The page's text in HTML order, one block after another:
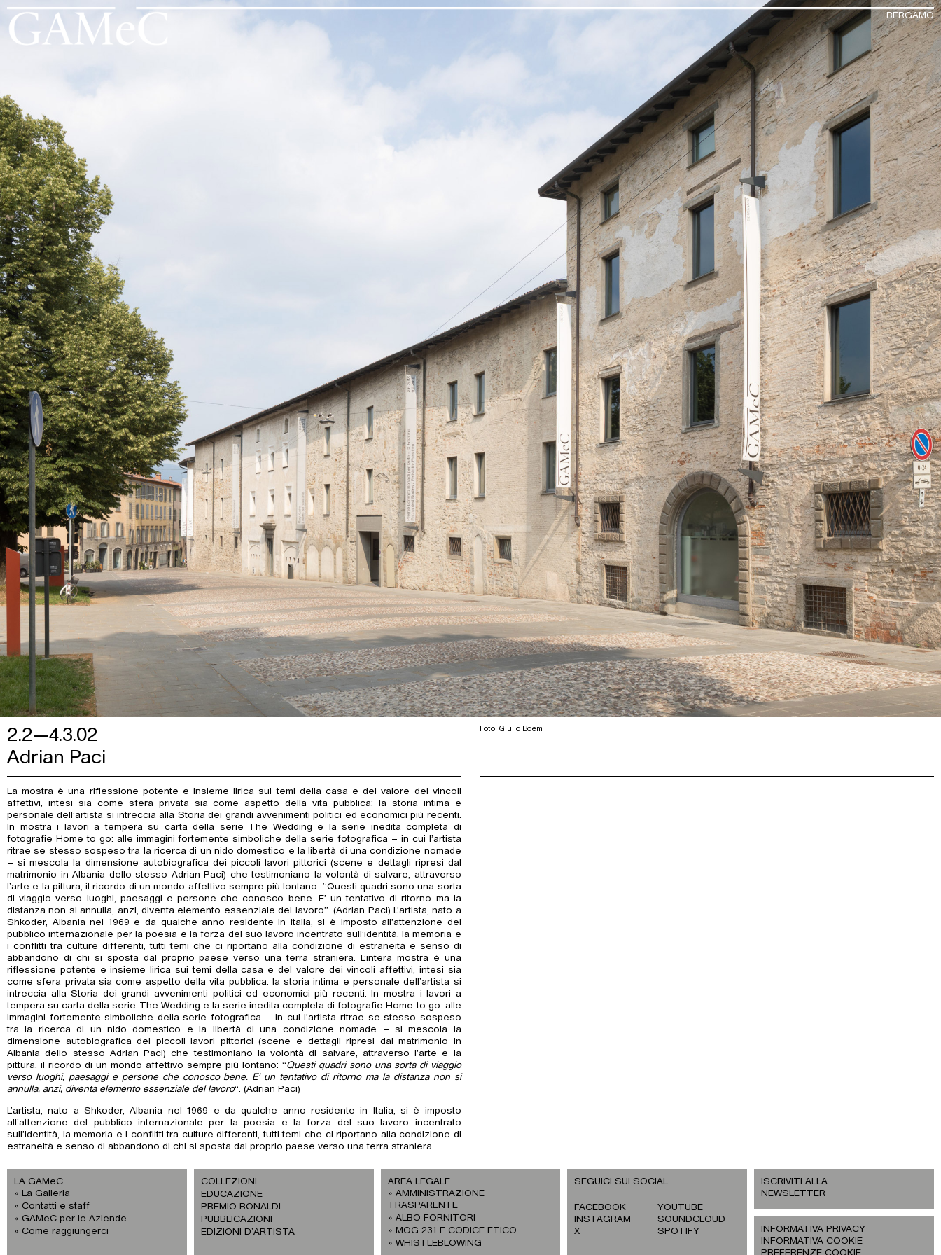
BERGAMO
2.2—4.3.02
Adrian Paci
Foto: Giulio Boem
La mostra è una riflessione potente e insieme lirica sui temi della casa e del valore dei vincoli
affettivi, intesi sia come sfera privata sia come aspetto della vita pubblica: la storia intima e
personale dell’artista si intreccia alla Storia dei grandi avvenimenti politici ed economici più recenti.
In mostra i lavori a tempera su carta della serie The Wedding e la serie inedita completa di
fotografie Home to go: alle immagini fortemente simboliche della serie fotografica – in cui l’artista
ritrae se stesso sospeso tra la ricerca di un nido domestico e la libertà di una condizione nomade
– si mescola la dimensione autobiografica dei piccoli lavori pittorici (scene e dettagli ripresi dal
matrimonio in Albania dello stesso Adrian Paci) che testimoniano la volontà di salvare, attraverso
l’arte e la pittura, il ricordo di un mondo affettivo sempre più lontano: “Questi quadri sono una sorta
di viaggio verso luoghi, paesaggi e persone che conosco bene. E’ un tentativo di ritorno ma la
distanza non si annulla, anzi, diventa elemento essenziale del lavoro”. (Adrian Paci) L’artista, nato a
Shkoder, Albania nel 1969 e da qualche anno residente in Italia, si è imposto all’attenzione del
pubblico internazionale per la poesia e la forza del suo lavoro incentrato sull’identità, la memoria e
i conflitti tra culture differenti, tutti temi che ci riportano alla condizione di estraneità e senso di
abbandono di chi si sposta dal proprio paese verso una terra straniera. L’intera mostra è una
riflessione potente e insieme lirica sui temi della casa e del valore dei vincoli affettivi, intesi sia
come sfera privata sia come aspetto della vita pubblica: la storia intima e personale dell’artista si
intreccia alla Storia dei grandi avvenimenti politici ed economici più recenti. In mostra i lavori a
tempera su carta della serie The Wedding e la serie inedita completa di fotografie Home to go: alle
immagini fortemente simboliche della serie fotografica – in cui l’artista ritrae se stesso sospeso
tra la ricerca di un nido domestico e la libertà di una condizione nomade – si mescola la
dimensione autobiografica dei piccoli lavori pittorici (scene e dettagli ripresi dal matrimonio in
Albania dello stesso Adrian Paci) che testimoniano la volontà di salvare, attraverso l’arte e la
pittura, il ricordo di un mondo affettivo sempre più lontano: “Questi quadri sono una sorta di viaggio
verso luoghi, paesaggi e persone che conosco bene. E’ un tentativo di ritorno ma la distanza non si
annulla, anzi, diventa elemento essenziale del lavoro“. (Adrian Paci)
L’artista, nato a Shkoder, Albania nel 1969 e da qualche anno residente in Italia, si è imposto
all’attenzione del pubblico internazionale per la poesia e la forza del suo lavoro incentrato
sull’identità, la memoria e i conflitti tra culture differenti, tutti temi che ci riportano alla condizione di
estraneità e senso di abbandono di chi si sposta dal proprio paese verso una terra straniera.
LA GAMeC
La Galleria
Contatti e staff
GAMeC per le Aziende
Come raggiungerci
COLLEZIONI
EDUCAZIONE
PREMIO BONALDI
PUBBLICAZIONI
EDIZIONI D’ARTISTA
AREA LEGALE
AMMINISTRAZIONE
TRASPARENTE
ALBO FORNITORI
MOG 231 E CODICE ETICO
WHISTLEBLOWING
SEGUICI SUI SOCIAL
FACEBOOK
INSTAGRAM
X
YOUTUBE
SOUNDCLOUD
SPOTIFY
ISCRIVITI ALLA
NEWSLETTER
INFORMATIVA PRIVACY
INFORMATIVA COOKIE
PREFERENZE COOKIE